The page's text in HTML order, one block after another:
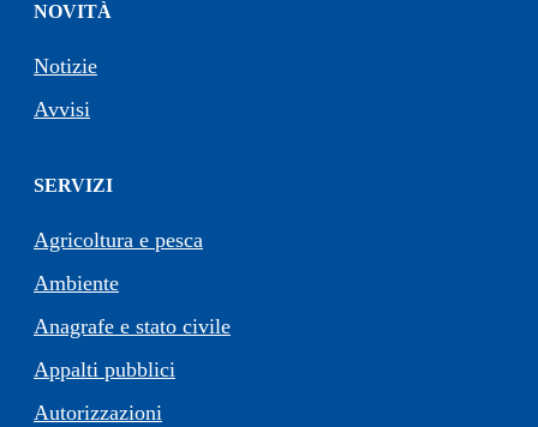
NOVITÀ
Notizie
Avvisi
SERVIZI
Agricoltura e pesca
Ambiente
Anagrafe e stato civile
Appalti pubblici
Autorizzazioni